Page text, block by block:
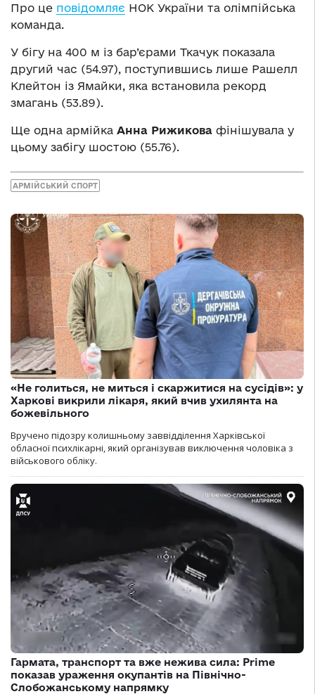
Про це повідомляє НОК України та олімпійська
команда.
У бігу на 400 м із бар’єрами Ткачук показала
другий час (54.97), поступившись лише Рашелл
Клейтон із Ямайки, яка встановила рекорд
змагань (53.89).
Ще одна армійка Анна Рижикова фінішувала у
цьому забігу шостою (55.76).
АРМІЙСЬКИЙ СПОРТ
«Не голиться, не миться і скаржитися на сусідів»: у
Харкові викрили лікаря, який вчив ухилянта на
божевільного
Вручено підозру колишньому заввідділення Харківської
обласної психлікарні, який організував виключення чоловіка з
військового обліку.
Гармата, транспорт та вже нежива сила: Prime
показав ураження окупантів на Північно-
Слобожанському напрямку